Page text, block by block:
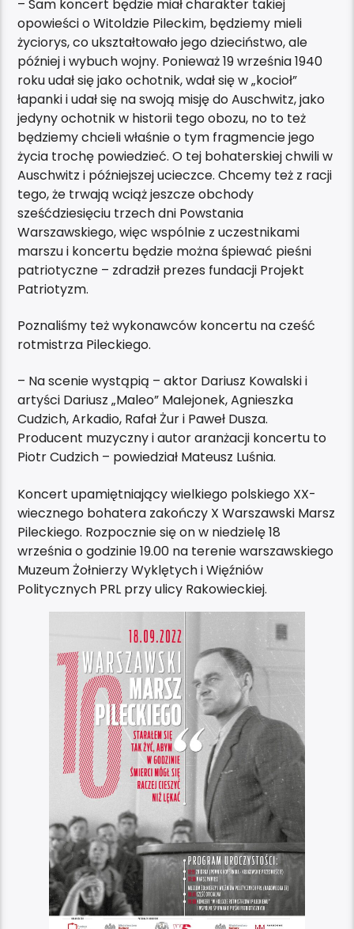
– Sam koncert będzie miał charakter takiej
opowieści o Witoldzie Pileckim, będziemy mieli
życiorys, co ukształtowało jego dzieciństwo, ale
później i wybuch wojny. Ponieważ 19 września 1940
roku udał się jako ochotnik, wdał się w „kocioł”
łapanki i udał się na swoją misję do Auschwitz, jako
jedyny ochotnik w historii tego obozu, no to też
będziemy chcieli właśnie o tym fragmencie jego
życia trochę powiedzieć. O tej bohaterskiej chwili w
Auschwitz i późniejszej ucieczce. Chcemy też z racji
tego, że trwają wciąż jeszcze obchody
sześćdziesięciu trzech dni Powstania
Warszawskiego, więc wspólnie z uczestnikami
marszu i koncertu będzie można śpiewać pieśni
patriotyczne – zdradził prezes fundacji Projekt
Patriotyzm.
Poznaliśmy też wykonawców koncertu na cześć
rotmistrza Pileckiego.
– Na scenie wystąpią – aktor Dariusz Kowalski i
artyści Dariusz „Maleo” Malejonek, Agnieszka
Cudzich, Arkadio, Rafał Żur i Paweł Dusza.
Producent muzyczny i autor aranżacji koncertu to
Piotr Cudzich – powiedział Mateusz Luśnia.
Koncert upamiętniający wielkiego polskiego XX-
wiecznego bohatera zakończy X Warszawski Marsz
Pileckiego. Rozpocznie się on w niedzielę 18
września o godzinie 19.00 na terenie warszawskiego
Muzeum Żołnierzy Wyklętych i Więźniów
Politycznych PRL przy ulicy Rakowieckiej.